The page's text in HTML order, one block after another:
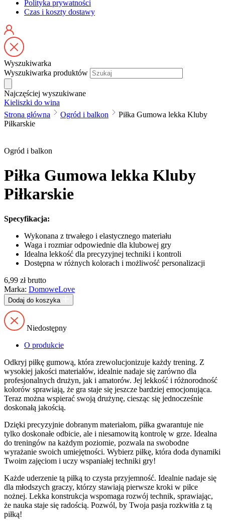
Polityka prywatności
Czas i koszty dostawy
Wyszukiwarka
Wyszukiwarka produktów
Najczęściej wyszukiwane
Kieliszki do wina
Strona główna
Ogród i balkon
Piłka Gumowa lekka Kluby
Piłkarskie
Ogród i balkon
Piłka Gumowa lekka Kluby
Piłkarskie
Specyfikacja:
Wykonana z trwałego i elastycznego materiału
Waga i rozmiar odpowiednie dla klubowej gry
Idealna lekkość dla precyzyjnej techniki i kontroli
Dostępna w różnych kolorach i możliwość personalizacji
6,99 zł brutto
Marka: DomoweLove
Dodaj do koszyka
Niedostępny
O produkcie
Odkryj piłkę gumową, która zrewolucjonizuje każdy trening. Z
wysokiej jakości materiałów, idealnie nadaje się zarówno dla
profesjonalnych drużyn, jak i amatorów. Jej lekkość i różnorodność
kolorów sprawiają, że gra staje się jeszcze bardziej emocjonująca.
Teraz można wspierać swoją drużynę, ciesząc się jednocześnie
doskonałą jakością.
Dzięki precyzyjnie dobranym materiałom, piłka gwarantuje nie
tylko doskonałe odbicie, ale i niesamowitą kontrolę w grze. Idealna
do treningów na każdym poziomie, pozwala na swobodne
wyrażanie swoich umiejętności. Wybierz piłkę, która doda dynamiki
Twoim zajęciom i uczy wspaniałej techniki gry!
Każde uderzenie tą piłką to czysta przyjemność. Idealnie nadaje się
dla młodszych graczy, którzy stawiają pierwsze kroki w piłce
nożnej. Lekka konstrukcja wspomaga rozwój technik, sprawiając,
że nauka staje się radością. Pozwól, by Twoja pasja rozkwitła z tą
piłką!